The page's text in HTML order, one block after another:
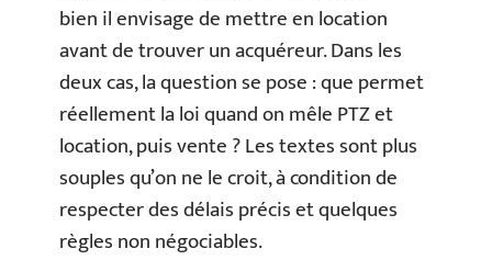
bien il envisage de mettre en location
avant de trouver un acquéreur. Dans les
deux cas, la question se pose : que permet
réellement la loi quand on mêle PTZ et
location, puis vente ? Les textes sont plus
souples qu’on ne le croit, à condition de
respecter des délais précis et quelques
règles non négociables.